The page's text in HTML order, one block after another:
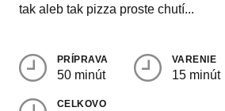
tak aleb tak pizza proste chutí...
PRÍPRAVA
50 minút
VARENIE
15 minút
CELKOVO